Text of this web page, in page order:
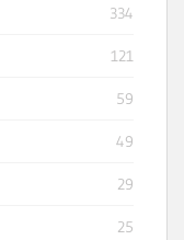
334
121
59
49
29
25